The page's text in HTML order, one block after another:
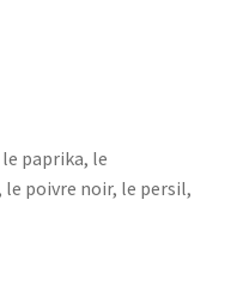
paprika, le
poivre noir, le persil,